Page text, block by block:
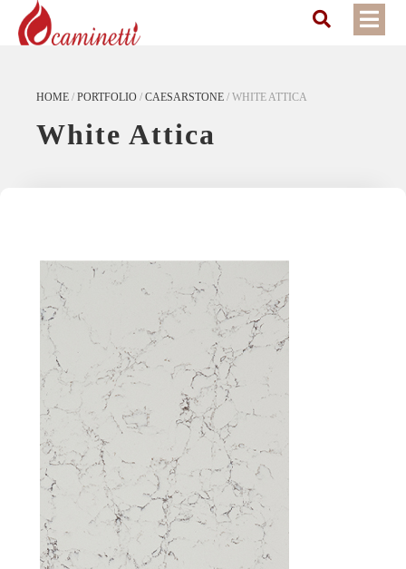
HOME / PORTFOLIO / CAESARSTONE / WHITE ATTICA
White Attica